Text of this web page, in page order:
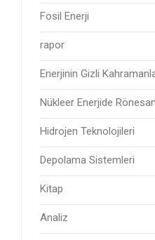
Fosil Enerji
rapor
Enerjinin Gizli
Nükleer Enerjide
Hidrojen Teknolojileri
Depolama Sistemleri
Kitap
Analiz